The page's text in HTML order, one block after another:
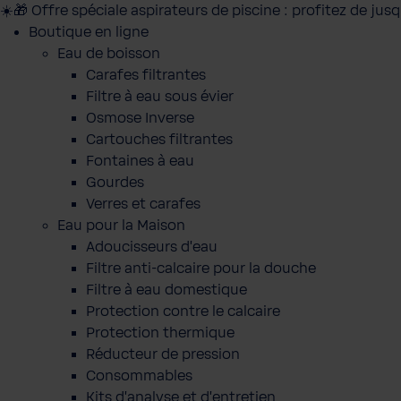
☀️🎁 Offre spéciale aspirateurs de piscine : profitez de
Boutique en ligne
Eau de boisson
Carafes filtrantes
Filtre à eau sous évier
Osmose Inverse
Cartouches filtrantes
Fontaines à eau
Gourdes
Verres et carafes
Eau pour la Maison
Adoucisseurs d'eau
Filtre anti-calcaire pour la douche
Filtre à eau domestique
Protection contre le calcaire
Protection thermique
Réducteur de pression
Consommables
Kits d'analyse et d'entretien